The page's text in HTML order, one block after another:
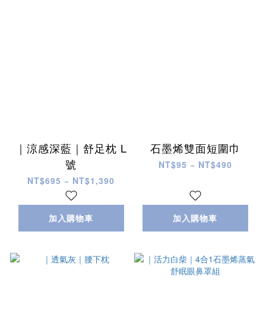
｜涼感深藍｜舒足枕 L
號
NT$695 ~ NT$1,390
加入購物車
石墨烯雙面短圍巾
NT$95 ~ NT$490
加入購物車